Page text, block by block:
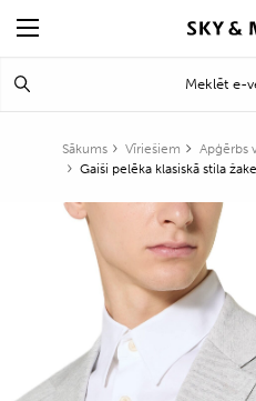
Sākums Vīriešiem Apģērbs
Gaiši pelēka klasiskā stila